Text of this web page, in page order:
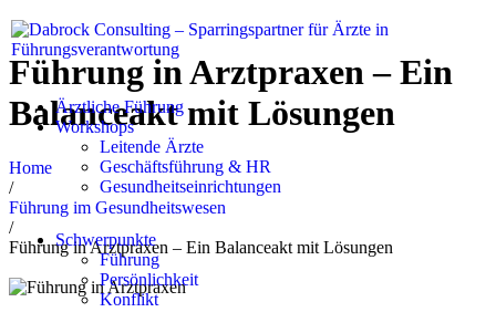
Ärztliche Führung
Workshops
Leitende Ärzte
Geschäftsführung & HR
Gesundheitseinrichtungen
Schwerpunkte
Führung
Persönlichkeit
Konflikt
Führung in Arztpraxen – Ein
Balanceakt mit Lösungen
Home
/
Führung im Gesundheitswesen
/
Führung in Arztpraxen – Ein Balanceakt mit Lösungen